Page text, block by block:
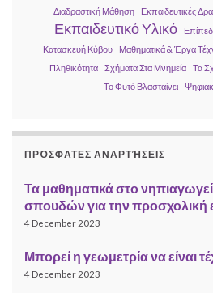
Διαδραστική Μάθηση Εκπαιδευτικές
Εκπαιδευτικό Υλικό
Κατασκευή Κύβου
Μαθηματικά & Έργα
Πληθικότητα
Σχήματα Στα Μνημεία
Τα
Το Φυτό Βλασταίνει
ΠΡΌΣΦΑΤΕΣ ΑΝΑΡΤΉΣΕΙΣ
Τα μαθηματικά στο
σπουδών για την προσχολική
4 December 2023
Μπορεί η γεωμετρία να είναι
4 December 2023